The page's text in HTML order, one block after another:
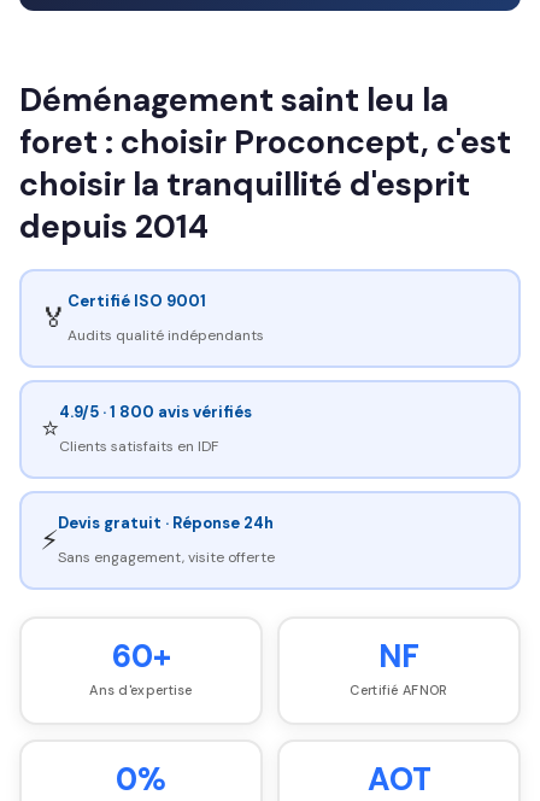
Déménagement saint leu la
foret : choisir Proconcept, c'est
choisir la tranquillité d'esprit
depuis 2014
🏅 Certifié ISO 9001
Audits qualité indépendants
⭐4.9/5 · 1 800 avis vérifiés
Clients satisfaits en IDF
⚡Devis gratuit · Réponse 24h
Sans engagement, visite offerte
60+
Ans d'expertise
NF
Certifié AFNOR
0% AOT